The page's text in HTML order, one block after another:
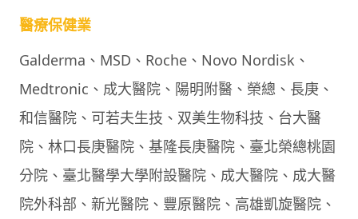
醫療保健業
Galderma、MSD、Roche、Novo Nordisk、
Medtronic、成大醫院、陽明附醫、榮總、長庚、
和信醫院、可若夫生技、双美生物科技、台大醫
院、林口長庚醫院、基隆長庚醫院、臺北榮總桃園
分院、臺北醫學大學附設醫院、成大醫院、成大醫
院外科部、新光醫院、豐原醫院、高雄凱旋醫院、